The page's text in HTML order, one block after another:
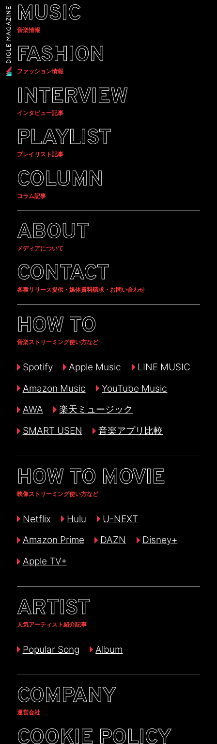
MUSIC
音楽情報
FASHION
ファッション情報
INTERVIEW
インタビュー記事
PLAYLIST
プレイリスト記事
COLUMN
コラム記事
ABOUT
メディアについて
CONTACT
各種リリース提供・媒体資料請求・お問い合わせ
HOW TO
音楽ストリーミング使い方など
Spotify Apple Music
LINE MUSIC
Amazon Music
YouTube Music
AWA
楽天ミュージック
SMART USEN
音楽アプリ比較
HOW TO MOVIE
映像ストリーミング使い方など
Netflix Hulu
U-NEXT
Amazon Prime
DAZN
Disney+
Apple TV+
ARTIST
人気アーティスト紹介記事
Popular Song Album
COMPANY
運営会社
COOKIE POLICY